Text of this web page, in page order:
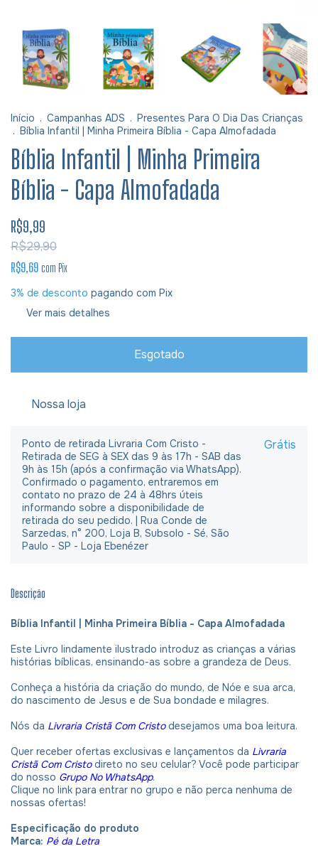
Início . Campanhas ADS . Presentes Para O Dia Das Crianças
. Bíblia Infantil | Minha Primeira Bíblia - Capa Almofadada
Bíblia Infantil | Minha Primeira
Bíblia - Capa Almofadada
R$9,99
R$29,90
R$9,69 com Pix
3% de desconto pagando com Pix
Ver mais detalhes
Nossa loja
Ponto de retirada Livraria Com Cristo -
Retirada de SEG à SEX das 9 às 17h - SAB das
9h às 15h (após a confirmação via WhatsApp).
Confirmado o pagamento, entraremos em
contato no prazo de 24 à 48hrs úteis
informando sobre a disponibilidade de
retirada do seu pedido. | Rua Conde de
Sarzedas, n° 200, Loja B, Subsolo - Sé, São
Paulo - SP - Loja Ebenézer
Grátis
Descrição
Bíblia Infantil | Minha Primeira Bíblia - Capa Almofadada
Este Livro lindamente ilustrado introduz as crianças a várias
histórias bíblicas, ensinando-as sobre a grandeza de Deus.
Conheça a história da criação do mundo, de Nóe e sua arca,
do nascimento de Jesus e de Sua bondade e milagres.
Nós da Livraria Cristã Com Cristodesejamos uma boa leitura.
Quer receber ofertas exclusivas e lançamentos da Livraria
Cristã Com Cristodireto no seu celular? Você pode participar
do nosso Grupo No WhatsApp.
Clique no link para entrar no grupo e não perca nenhuma de
nossas ofertas!
Especificação do produto
Marca: Pé da Letra